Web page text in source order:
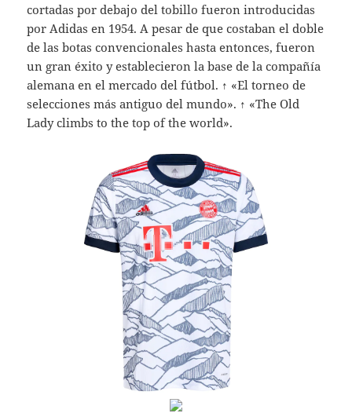
cortadas por debajo del tobillo fueron introducidas
por Adidas en 1954. A pesar de que costaban el doble
de las botas convencionales hasta entonces, fueron
un gran éxito y establecieron la base de la compañía
alemana en el mercado del fútbol. ↑ «El torneo de
selecciones más antiguo del mundo». ↑ «The Old
Lady climbs to the top of the world».